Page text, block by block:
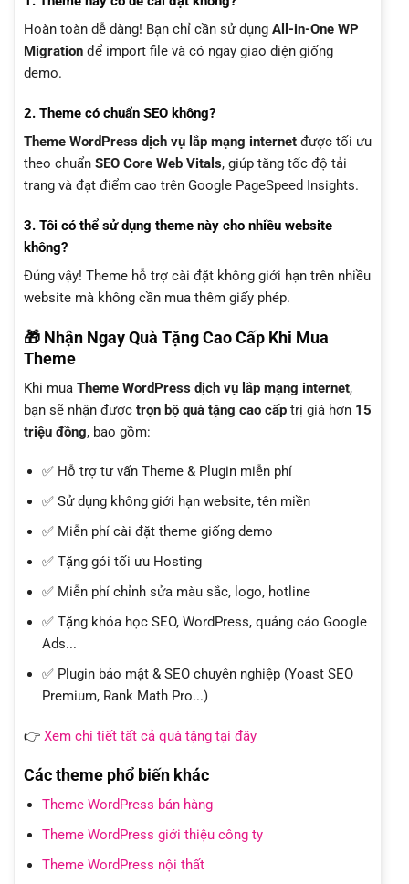
Hoàn toàn dễ dàng! Bạn chỉ cần sử dụng All-in-One WP
Migration để import file và có ngay giao diện giống
demo.
2. Theme có chuẩn SEO không?
Theme WordPress dịch vụ lắp mạng internet được tối ưu
theo chuẩn SEO Core Web Vitals, giúp tăng tốc độ tải
trang và đạt điểm cao trên Google PageSpeed Insights.
3. Tôi có thể sử dụng theme này cho nhiều website
không?
Đúng vậy! Theme hỗ trợ cài đặt không giới hạn trên nhiều
website mà không cần mua thêm giấy phép.
🎁 Nhận Ngay Quà Tặng Cao Cấp Khi Mua
Theme
Khi mua Theme WordPress dịch vụ lắp mạng internet,
bạn sẽ nhận được trọn bộ quà tặng cao cấp trị giá hơn 15
triệu đồng, bao gồm:
✅ Hỗ trợ tư vấn Theme & Plugin miễn phí
✅ Sử dụng không giới hạn website, tên miền
✅ Miễn phí cài đặt theme giống demo
✅ Tặng gói tối ưu Hosting
✅ Miễn phí chỉnh sửa màu sắc, logo, hotline
✅ Tặng khóa học SEO, WordPress, quảng cáo Google
Ads...
✅ Plugin bảo mật & SEO chuyên nghiệp (Yoast SEO
Premium, Rank Math Pro...)
👉 Xem chi tiết tất cả quà tặng tại đây
Các theme phổ biến khác
Theme WordPress bán hàng
Theme WordPress giới thiệu công ty
Theme WordPress nội thất